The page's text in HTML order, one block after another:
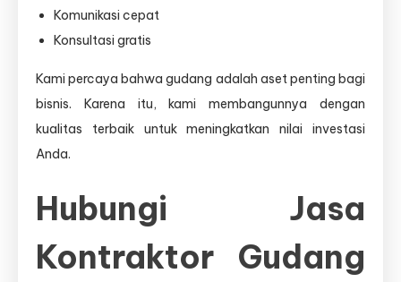
Komunikasi cepat
Konsultasi gratis
Kami percaya bahwa gudang adalah aset penting bagi
bisnis. Karena itu, kami membangunnya dengan
kualitas terbaik untuk meningkatkan nilai investasi
Anda.
Hubungi Jasa
Kontraktor Gudang